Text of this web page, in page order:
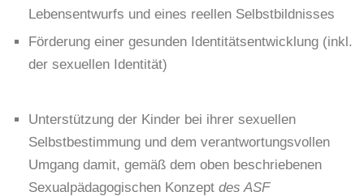
Lebensentwurfs und eines reellen Selbstbildnisses
Förderung einer gesunden Identitätsentwicklung (inkl.
der sexuellen Identität)
Unterstützung der Kinder bei ihrer sexuellen
Selbstbestimmung und dem verantwortungsvollen
Umgang damit, gemäß dem oben beschriebenen
Sexualpädagogischen Konzept des ASF